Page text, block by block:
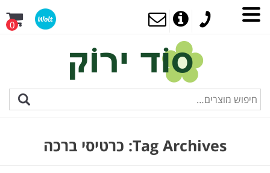
0
Tag Archives: כרטיסי ברכה